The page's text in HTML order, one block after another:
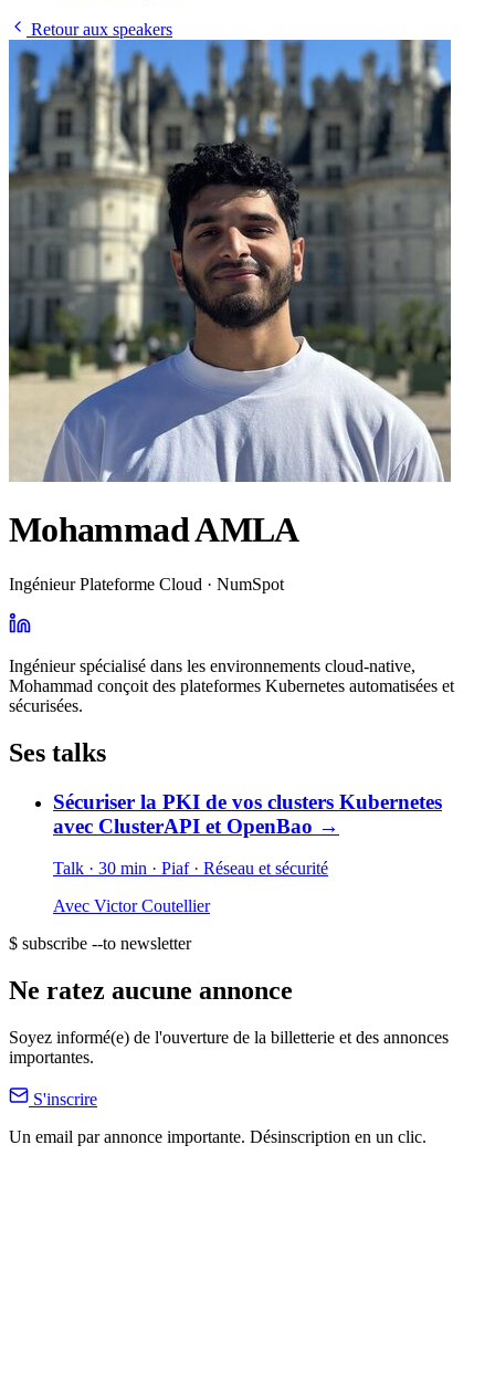
Retour aux speakers
Mohammad AMLA
Ingénieur Plateforme Cloud · NumSpot
Ingénieur spécialisé dans les environnements cloud-native,
Mohammad conçoit des plateformes Kubernetes automatisées et
sécurisées.
Ses talks
Sécuriser la PKI de vos clusters Kubernetes
avec ClusterAPI et OpenBao →
Talk · 30 min · Piaf · Réseau et sécurité
Avec Victor Coutellier
$ subscribe --to newsletter
Ne ratez aucune annonce
Soyez informé(e) de l'ouverture de la billetterie et des annonces
importantes.
S'inscrire
Un email par annonce importante. Désinscription en un clic.